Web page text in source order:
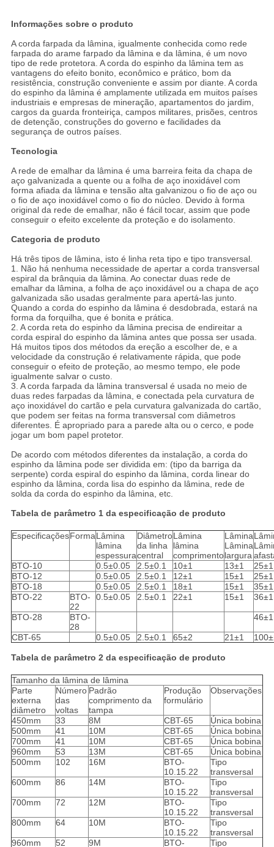
Informações sobre o produto
A corda farpada da lâmina, igualmente conhecida como rede
farpada do arame farpado da lâmina e da lâmina, é um novo
tipo de rede protetora. A corda do espinho da lâmina tem as
vantagens do efeito bonito, econômico e prático, bom da
resistência, construção conveniente e assim por diante. A corda
do espinho da lâmina é amplamente utilizada em muitos países
industriais e empresas de mineração, apartamentos do jardim,
cargos da guarda fronteiriça, campos militares, prisões, centros
de detenção, construções do governo e facilidades da
segurança de outros países.
Tecnologia
A rede de emalhar da lâmina é uma barreira feita da chapa de
aço galvanizada a quente ou a folha de aço inoxidável com
forma afiada da lâmina e tensão alta galvanizou o fio de aço ou
o fio de aço inoxidável como o fio do núcleo. Devido à forma
original da rede de emalhar, não é fácil tocar, assim que pode
conseguir o efeito excelente da proteção e do isolamento.
Categoria de produto
Há três tipos de lâmina, isto é linha reta tipo e tipo transversal.
1. Não há nenhuma necessidade de apertar a corda transversal
espiral da brânquia da lâmina. Ao conectar duas rede de
emalhar da lâmina, a folha de aço inoxidável ou a chapa de aço
galvanizada são usadas geralmente para apertá-las junto.
Quando a corda do espinho da lâmina é desdobrada, estará na
forma da forquilha, que é bonita e prática.
2. A corda reta do espinho da lâmina precisa de endireitar a
corda espiral do espinho da lâmina antes que possa ser usada.
Há muitos tipos dos métodos da ereção a escolher de, e a
velocidade da construção é relativamente rápida, que pode
conseguir o efeito de proteção, ao mesmo tempo, ele pode
igualmente salvar o custo.
3. A corda farpada da lâmina transversal é usada no meio de
duas redes farpadas da lâmina, e conectada pela curvatura de
aço inoxidável do cartão e pela curvatura galvanizada do cartão,
que podem ser feitas na forma transversal com diâmetros
diferentes. É apropriado para a parede alta ou o cerco, e pode
jogar um bom papel protetor.
De acordo com métodos diferentes da instalação, a corda do
espinho da lâmina pode ser dividida em: (tipo da barriga da
serpente) corda espiral do espinho da lâmina, corda linear do
espinho da lâmina, corda lisa do espinho da lâmina, rede de
solda da corda do espinho da lâmina, etc.
Tabela de parâmetro 1 da especificação de produto
EspecificaçõesFormaLâmina
lâmina
espessura
Diâmetro
da linha
central
Lâmina
lâmina
comprimento
Lâmina
Lâmina
largura
BTO-10
0.5±0.05 2.5±0.1 10±1 13±1
25±1
BTO-12
0.5±0.05 2.5±0.1 12±1 15±1
25±1
BTO-18
0.5±0.05 2.5±0.1 18±1 15±1
35±1
BTO-22
BTO-
22
0.5±0.05 2.5±0.1 22±1 15±1 36±1
BTO-28
BTO-
28
46±1
CBT-65 0.5±0.05 2.5±0.1 65±2 21±1
Tabela de parâmetro 2 da especificação de produto
Tamanho da lâmina de lâmina
Parte
externa
diâmetro
Número
das
voltas
Padrão
comprimento da
tampa
Produção
formulário
Observações
450mm 33 8M CBT-65
Única bobina
500mm
41 10M CBT-65
Única bobina
700mm
41 10M CBT-65
Única bobina
960mm
53 13M CBT-65
Única bobina
500mm
102 16M
BTO-
10.15.22
Tipo
transversal
600mm
86 14M
BTO-
10.15.22
Tipo
transversal
700mm
72 12M
BTO-
10.15.22
Tipo
transversal
800mm
64 10M
BTO-
10.15.22
Tipo
transversal
960mm
52 9M BTO- Tipo